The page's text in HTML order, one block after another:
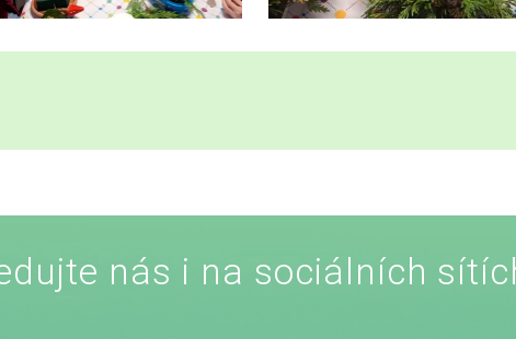
nás i na sociálních